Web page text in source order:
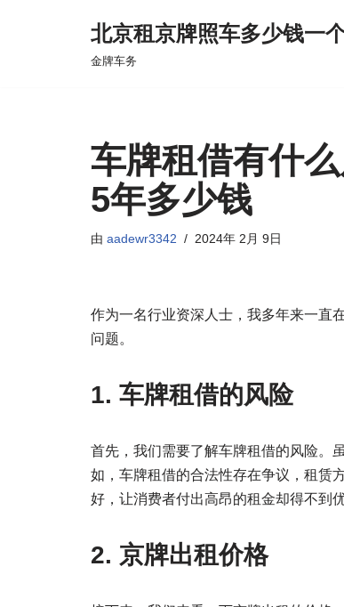
北京租京牌照车多少钱一
金牌车务
车牌租借有什
5年多少钱
由 aadewr3342 2024年 2月 9日
作为一名行业资深人士，我多年来一直
问题。
1. 车牌租借的风险
首先，我们需要了解车牌租借的风险。
如，车牌租借的合法性存在争议，租赁
好，让消费者付出高昂的租金却得不到
2. 京牌出租价格